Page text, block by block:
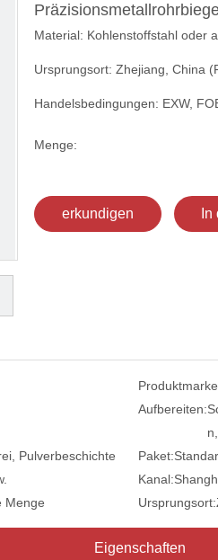
Material: Kohlenstoffstahl oder
Ursprungsort: Zhejiang, China
Handelsbedingungen: EXW,
Menge:
erkundigen
Aufbereiten:
Pulverbeschichte
Paket:
Kanal:
Menge Ursprungsort:
Eigenschaften